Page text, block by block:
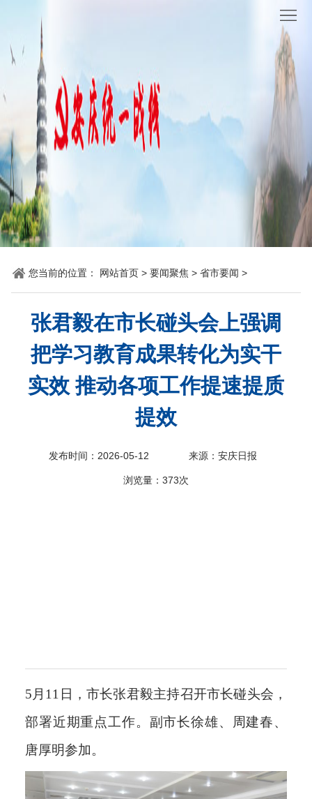
站
要
焦
时
讯
地
动
态
机
关
党
建
他
山
之
理
论
统
您当前的位置： 网站首页 > 要闻聚焦 > 省市要闻 >
张君毅在市长碰头会上强调
把学习教育成果转化为实干
实效 推动各项工作提速提质
提效
发布时间：2026-05-12 来源：安庆日报
浏览量： 373次
5月11日，市长张君毅主持召开市长碰头会，
部署近期重点工作。副市长徐雄、周建春、
唐厚明参加。